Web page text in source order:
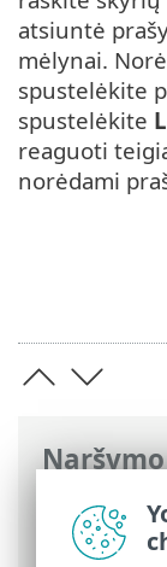
ESET
Control for
atsiuntė
mėlynai.
spustelėkite
spustelėkite
reaguoti
norėdami